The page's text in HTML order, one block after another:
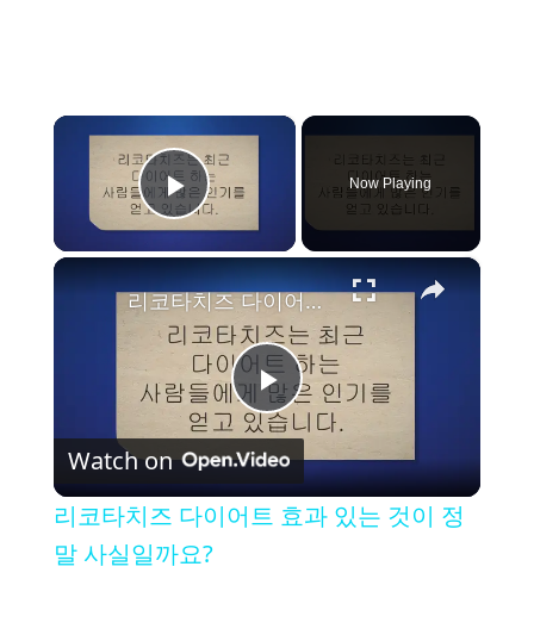
×
Play Video
Now Playing
×
P
l
리코타치즈 다이어트 효과 있는 것이 정말 사실일까요?
Watch on
리코타치즈 다이어트 효과 있는 것이 정
말 사실일까요?